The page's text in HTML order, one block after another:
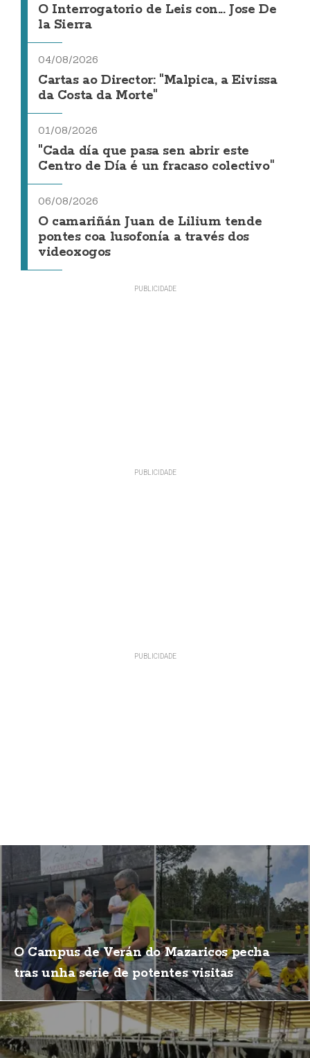
O Interrogatorio de Leis con... Jose De
la Sierra
04/08/2026
Cartas ao Director: "Malpica, a Eivissa
da Costa da Morte"
01/08/2026
"Cada día que pasa sen abrir este
Centro de Día é un fracaso colectivo"
06/08/2026
O camariñán Juan de Lilium tende
pontes coa lusofonía a través dos
videoxogos
O Campus de Verán do Mazaricos pecha
tras unha serie de potentes visitas